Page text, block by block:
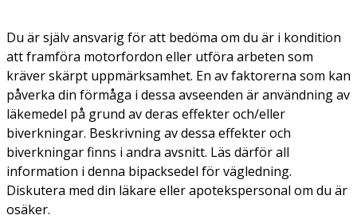
Du är själv ansvarig för att bedöma om du är i kondition
att framföra motorfordon eller utföra arbeten som
kräver skärpt uppmärksamhet. En av faktorerna som kan
påverka din förmåga i dessa avseenden är användning av
läkemedel på grund av deras effekter och/eller
biverkningar. Beskrivning av dessa effekter och
biverkningar finns i andra avsnitt. Läs därför all
information i denna bipacksedel för vägledning.
Diskutera med din läkare eller apotekspersonal om du är
osäker.